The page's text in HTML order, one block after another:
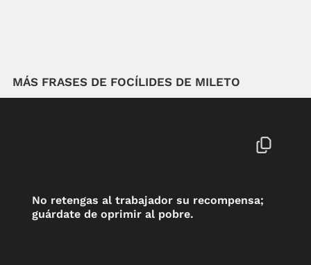
MÁS FRASES DE FOCÍLIDES DE MILETO
No retengas al trabajador su recompensa;
guárdate de oprimir al pobre.